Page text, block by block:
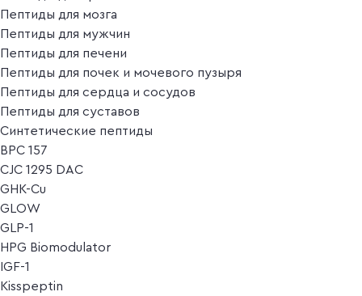
Пептиды для мозга
Пептиды для мужчин
Пептиды для печени
Пептиды для почек и мочевого пузыря
Пептиды для сердца и сосудов
Пептиды для суставов
Синтетические пептиды
BPC 157
CJC 1295 DAC
GHK-Cu
GLOW
GLP-1
HPG Biomodulator
IGF-1
Kisspeptin